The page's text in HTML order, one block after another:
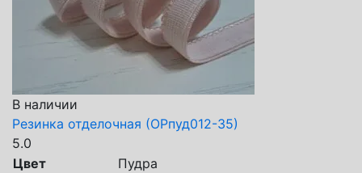
В наличии
Резинка отделочная (ОРпуд012-35)
5.0
Цвет
Пудра